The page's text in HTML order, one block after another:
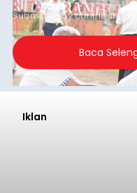
Submitted bycontributor
Baca
Iklan